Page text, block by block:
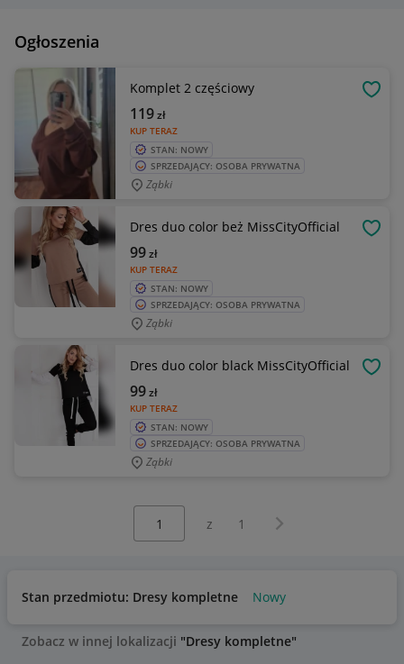
Ogłoszenia
Komplet 2 częściowy
KUP TERAZ
119zł
STAN: NOWY
SPRZEDAJĄCY: OSOBA PRYWATNA
Ząbki
Dres duo color beż MissCityOfficial
KUP TERAZ
99zł
STAN: NOWY
SPRZEDAJĄCY: OSOBA PRYWATNA
Ząbki
Dres duo color black MissCityOfficial
KUP TERAZ
99zł
STAN: NOWY
SPRZEDAJĄCY: OSOBA PRYWATNA
Ząbki
z 1 Następna strona
Stan przedmiotu: Dresy kompletne Nowy
Zobacz w innej lokalizacji "Dresy kompletne"